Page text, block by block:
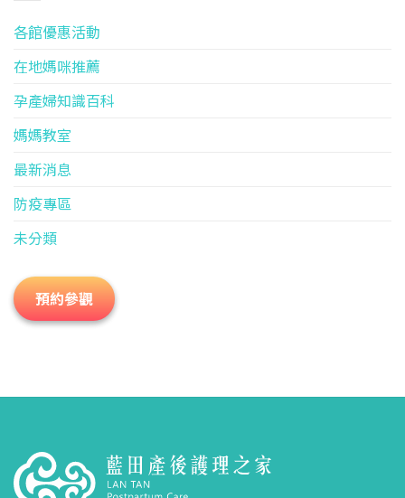
各館優惠活動
在地媽咪推薦
孕產婦知識百科
媽媽教室
最新消息
防疫專區
未分類
預約參觀